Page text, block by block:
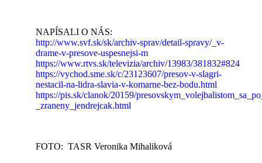
NAPÍSALI O NÁS:
http://www.svf.sk/sk/archiv-sprav/detail-spravy/_v-
drame-v-presove-uspesnejsi-m
https://www.rtvs.sk/televizia/archiv/13983/381832#824
https://vychod.sme.sk/c/23123607/presov-v-slagri-
nestacil-na-lidra-slavia-v-komarne-bez-bodu.html
https://pis.sk/clanok/20159/
_zraneny_jendrejcak.html
FOTO: TASR Veronika Mihaliková